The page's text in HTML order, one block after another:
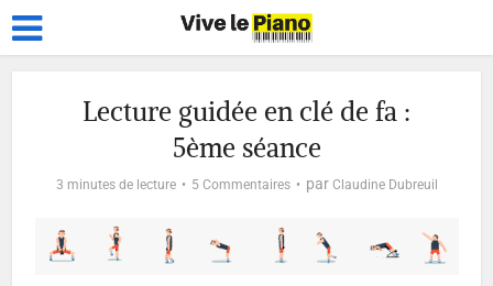
Lecture guidée en clé de fa :
5ème séance
3 minutes de lecture 5 Commentaires par Claudine Dubreuil